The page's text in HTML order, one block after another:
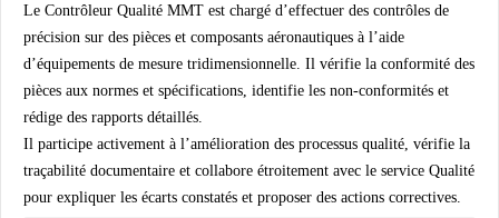
Le Contrôleur Qualité MMT est chargé d’effectuer des contrôles de
précision sur des pièces et composants aéronautiques à l’aide
d’équipements de mesure tridimensionnelle. Il vérifie la conformité des
pièces aux normes et spécifications, identifie les non-conformités et
rédige des rapports détaillés.
Il participe activement à l’amélioration des processus qualité, vérifie la
traçabilité documentaire et collabore étroitement avec le service Qualité
pour expliquer les écarts constatés et proposer des actions correctives.